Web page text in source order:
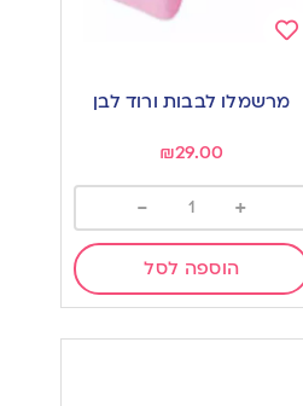
מרשמלו לבבות ורוד לבן
₪29.00
+
-
הוספה לסל